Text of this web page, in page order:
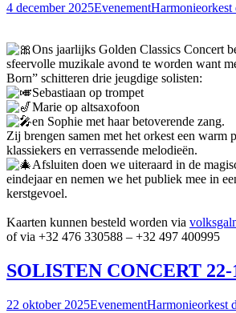
4 december 2025EvenementHarmonieorkest
Ons jaarlijks Golden Classics Concert
sfeervolle muzikale avond te worden want
Born” schitteren drie jeugdige solisten:
Sebastiaan op trompet
Marie op alt­saxofoon
en Sophie met haar betoverende zang.
Zij brengen samen met het orkest een warm
klassiekers en verrassende melodieën.
Afsluiten doen we uiteraard in de
eindejaar en nemen we het publiek mee in
kerstgevoel.
Kaarten kunnen besteld worden via
of via +32 476 330588 – +32 497 400995
SOLISTEN CONCERT 22-
22 oktober 2025EvenementHarmonieorkest